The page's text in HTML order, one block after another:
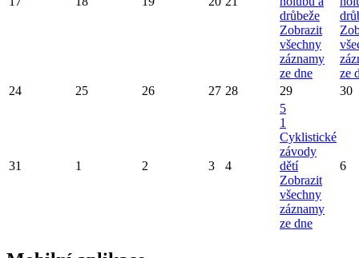
drůbeže
Zobrazit
všechny
záznamy
ze dne
ze
24
25 26 27 28 29 30
31 1 2 3 4
5
1
Cyklistické
závody
dětí
Zobrazit
všechny
záznamy
ze dne
6